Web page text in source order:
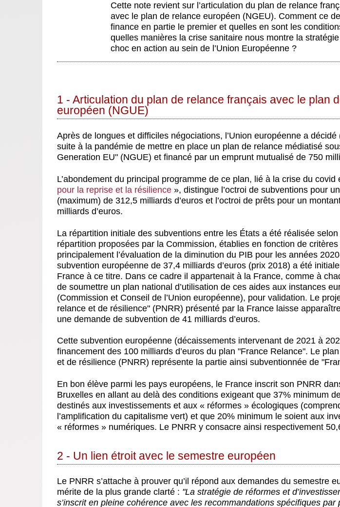
Cette note revient sur l’articulation du plan de relance
avec le plan de relance européen (NGEU). Comment ce
finance en partie le premier et quelles en sont les
quelles manières la crise sanitaire nous montre la
choc en action au sein de l’Union Européenne ?
1 - Articulation du plan de relance français avec le plan
européen (NGUE)
Après de longues et difficiles négociations, l’Union européenne a décidé
suite à la pandémie de mettre en place un plan de relance médiatisé
Generation EU" (NGUE) et financé par un emprunt mutualisé de 750
L’abondement du principal programme de ce plan, lié à la crise du covid
pour la reprise et la résilience », distingue l’octroi de subventions pour
(maximum) de 312,5 milliards d’euros et l’octroi de prêts pour un
milliards d’euros.
La répartition initiale des subventions entre les États a été réalisée
répartition proposées par la Commission, établies en fonction de
principalement l’évaluation de la diminution du PIB pour les années
subvention européenne de 37,4 milliards d’euros (prix 2018) a été
France à ce titre. Dans ce cadre il appartenait à la France, comme à
de soumettre un plan national d’utilisation de ces aides aux instances
(Commission et Conseil de l’Union européenne), pour validation. Le
relance et de résilience" (PNRR) présenté par la France laisse
une demande de subvention de 41 milliards d’euros.
Cette subvention européenne (décaissements intervenant de 2021 à
financement des 100 milliards d’euros du plan "France Relance". Le
et de résilience (PNRR) représente la partie ainsi subventionnée de
En bon élève parmi les pays européens, le France inscrit son PNRR
Bruxelles en allant au delà des conditions exigeant que 37% minimum
destinés aux investissements et aux « réformes » écologiques
l’amplification du capitalisme vert) et que 20% minimum le soient aux
« réformes » numériques. Le PNRR y consacre ainsi respectivement
2 - Un lien étroit avec le semestre européen
Le PNRR s’attache à prouver qu’il répond aux demandes du semestre
mérite de la plus grande clarté : "La stratégie de réformes et
s’inscrit en pleine cohérence avec les recommandations spécifiques par